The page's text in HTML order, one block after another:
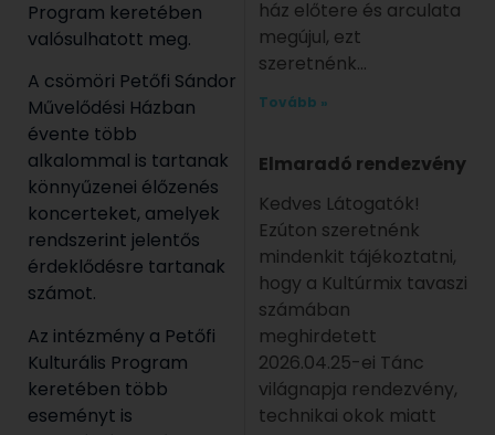
Program keretében
valósulhatott meg.
A csömöri Petőfi Sándor
Művelődési Házban
évente több
alkalommal is tartanak
könnyűzenei élőzenés
koncerteket, amelyek
rendszerint jelentős
érdeklődésre tartanak
számot.
Az intézmény a Petőfi
Kulturális Program
keretében több
eseményt is
ház előtere és arculata
megújul, ezt
szeretnénk
Tovább »
Elmaradó rendezvény
Kedves Látogatók!
Ezúton szeretnénk
mindenkit tájékoztatni,
hogy a Kultúrmix tavaszi
számában
meghirdetett
2026.04.25-ei Tánc
világnapja rendezvény,
technikai okok miatt